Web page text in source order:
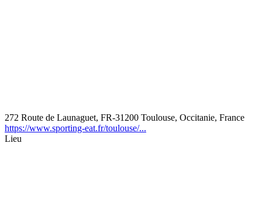
272 Route de Launaguet, FR-31200 Toulouse, Occitanie, France
https://www.sporting-eat.fr/toulouse/...
Lieu